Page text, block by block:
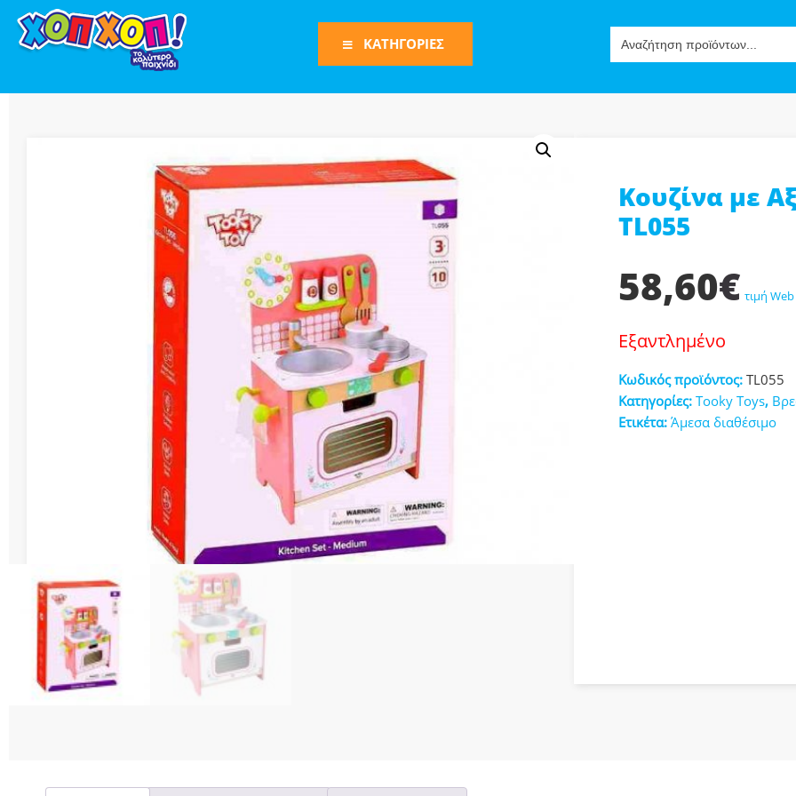
for:
ΚΑΤΗΓΟΡΙΕΣ
Bruder
Οχήματα
Πίστες-Γκαράζ
Παιχνίδια Ρόλων-Μίμησης
Play Set
Όπλα
Διάφορες Κατασκευές
Σπόρ
Κουζίνα με
TL055
58,60€ τιμή Web
Εξαντλημένο
Κωδικός προϊόντος: TL055
Κατηγορίες: Tooky Toys,
Ετικέτα: Άμεσα διαθέσιμο